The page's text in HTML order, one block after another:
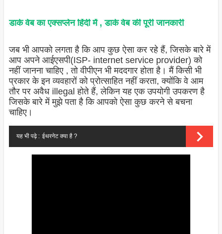
डार्क वेब का एक्सप्लेन हिंदी में , डार्क वेब की पूरी जानकारी
जब भी आपको लगता है कि आप कुछ ऐसा कर रहे हैं, जिसके बारे में
आप अपने आईएसपी(ISP- internet service provider) को
नहीं जानना चाहिए , तो वीपीएन भी मददगार होता है। मैं किसी भी
प्रकार के इन व्यवहारों को प्रोत्साहित नहीं करता, क्योंकि वे आम
तौर पर अवैध illegal होते हैं, लेकिन यह एक उपयोगी उपकरण है
जिसके बारे में मुझे पता है कि आपको ऐसा कुछ करने से बचना
चाहिए।
यह भी पढ़े : ईथरनेट क्या है ?